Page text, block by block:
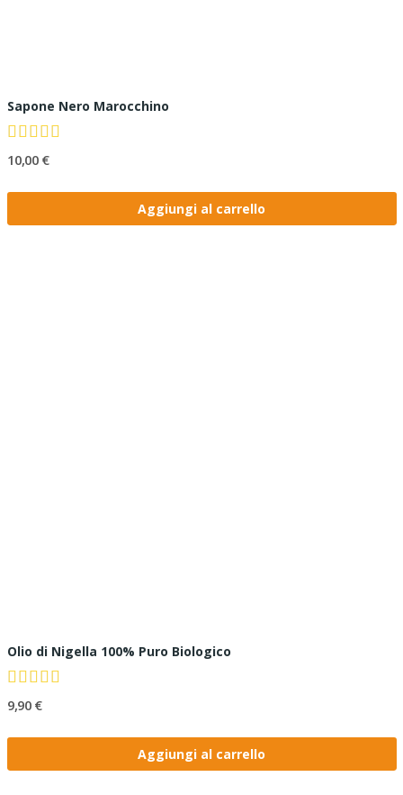
Sapone Nero Marocchino
10,00 €
Aggiungi al carrello
Olio di Nigella 100% Puro Biologico
9,90 €
Aggiungi al carrello